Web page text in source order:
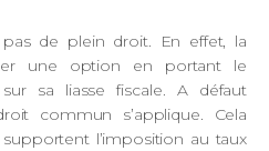
de plein droit. En effet, la
une option en portant le
sa liasse fiscale. A défaut
commun s’applique. Cela
l’imposition au taux